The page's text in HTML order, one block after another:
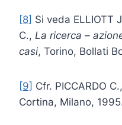
[8] Si veda ELLIOTT
C., La ricerca –
casi, Torino, Bollati
[9] Cfr. PICCARDO C.,
Cortina, Milano,